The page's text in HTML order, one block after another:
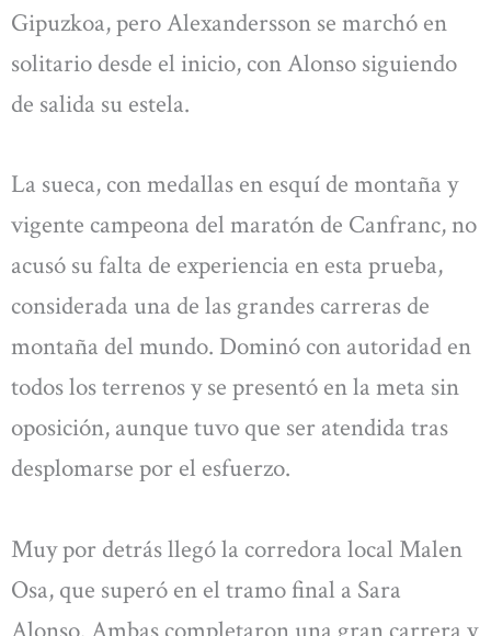
Gipuzkoa, pero Alexandersson se marchó en
solitario desde el inicio, con Alonso siguiendo
de salida su estela.
La sueca, con medallas en esquí de montaña y
vigente campeona del maratón de Canfranc, no
acusó su falta de experiencia en esta prueba,
considerada una de las grandes carreras de
montaña del mundo. Dominó con autoridad en
todos los terrenos y se presentó en la meta sin
oposición, aunque tuvo que ser atendida tras
desplomarse por el esfuerzo.
Muy por detrás llegó la corredora local Malen
Osa, que superó en el tramo final a Sara